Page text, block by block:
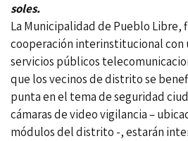
soles.
La Municipalidad de Pueblo Libre,
cooperación interinstitucional con
servicios públicos
que los vecinos de distrito se
punta en el tema de seguridad
cámaras de video vigilancia –
módulos del distrito -, estarán